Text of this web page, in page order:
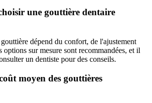
une gouttière dentaire
dépend du confort, de l'ajustement
options sur mesure sont recommandées, et il
un dentiste pour des conseils.
moyen des gouttières